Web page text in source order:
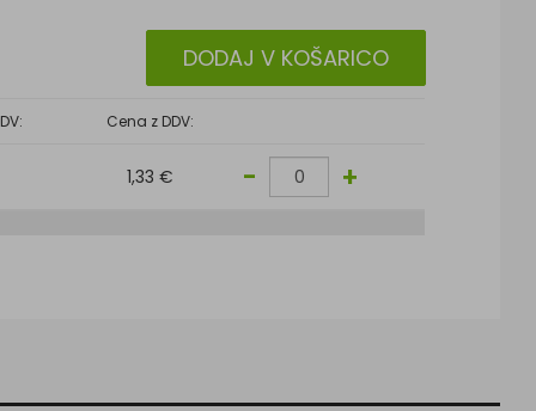
DODAJ V KOŠARICO
Cena z DDV:
1,33 € - +